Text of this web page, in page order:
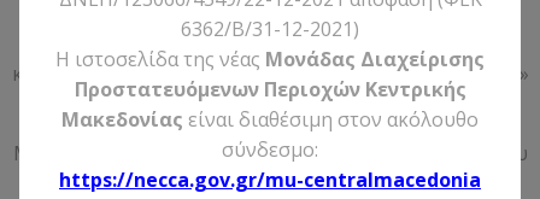
λιμνών Κορώνειας – Βόλβης και των Μακεδονικών
Τεμπών» και καθορισμός ζωνών προστασίας και
καθορισμός χρήσεων, όρων και περιορισμών δόμησης»
(βλέπε πλήρες κείμενο στο Παράρτημα Ι).
Με την παραπάνω Απόφαση οριοθετείται η περιοχή του
Εθνικού Πάρκου (Περιοχή Α). Εντός της περιοχής Α
6362/Β/31-12-2021)
Η ιστοσελίδα της νέας Μονάδας Διαχείρισης
Προστατευόμενων Περιοχών Κεντρικής
Μακεδονίας είναι διαθέσιμη στον ακόλουθο
σύνδεσμο:
https://necca.gov.gr/mu-centralmacedonia